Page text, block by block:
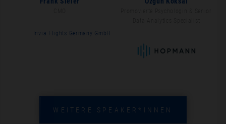
Invia Flights Germany GmbH
WEITERE SPEAKER*INNEN